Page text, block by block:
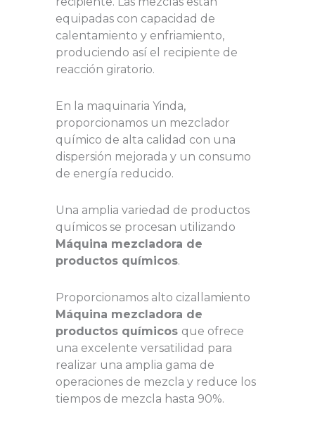
equipadas con capacidad de
calentamiento y enfriamiento,
produciendo así el recipiente de
reacción giratorio.
En la maquinaria Yinda,
proporcionamos un mezclador
químico de alta calidad con una
dispersión mejorada y un consumo
de energía reducido.
Una amplia variedad de productos
químicos se procesan utilizando
Máquina mezcladora de
productos químicos.
Proporcionamos alto cizallamiento
Máquina mezcladora de
productos químicos que ofrece
una excelente versatilidad para
realizar una amplia gama de
operaciones de mezcla y reduce los
tiempos de mezcla hasta 90%.